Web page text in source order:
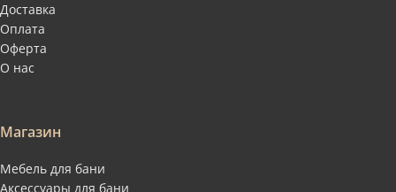
Доставка
Оплата
Оферта
О нас
Магазин
Мебель для бани
Аксессуары для бани